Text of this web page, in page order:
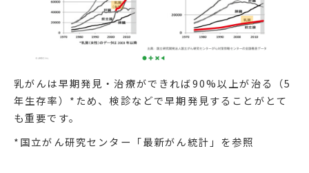
乳がんは早期発見・治療ができれば90%以上が治る（5
年生存率）*ため、検診などで早期発見することがとて
も重要です。
*国立がん研究センター「最新がん統計」を参照